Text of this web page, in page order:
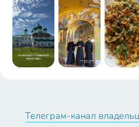
a
a
Телеграм-канал